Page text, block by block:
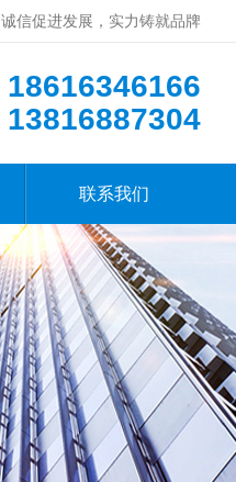
诚信促进发展，实力铸就品牌
18616346166
13816887304
联系我们